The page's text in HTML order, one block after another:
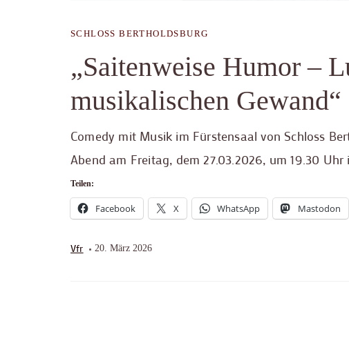
SCHLOSS BERTHOLDSBURG
„Saitenweise Humor –
musikalischen Gewand“
Comedy mit Musik im Fürstensaal von Schloss
Abend am Freitag, dem 27.03.2026, um 19.30
Teilen:
Facebook X WhatsApp Mastodon
Vfr 20. März 2026